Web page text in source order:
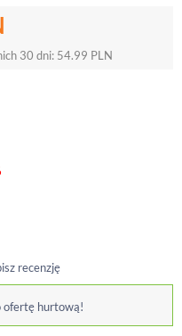
30 dni: 54.99 PLN
recenzję
ofertę hurtową!